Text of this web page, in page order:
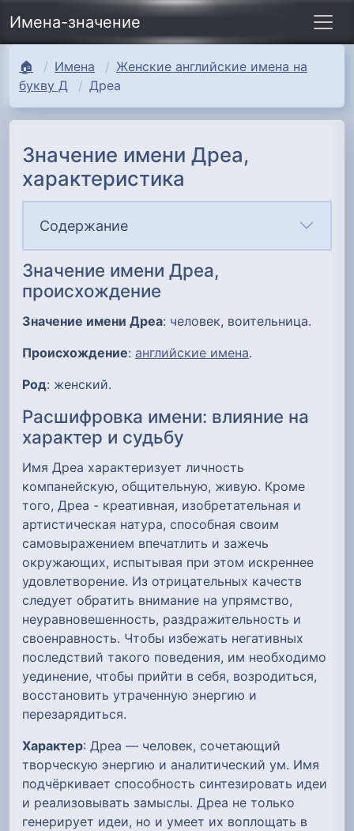
Имена-значение
🏠 Имена
Женские английские имена на
букву Д
Дреа
Значение имени Дреа,
характеристика
Содержание
Значение имени Дреа,
происхождение
Значение имени Дреа: человек, воительница.
Происхождение: английские имена.
Род: женский.
Расшифровка имени: влияние на
характер и судьбу
Имя Дреа характеризует личность
компанейскую, общительную, живую. Кроме
того, Дреа - креативная, изобретательная и
артистическая натура, способная своим
самовыражением впечатлить и зажечь
окружающих, испытывая при этом искреннее
удовлетворение. Из отрицательных качеств
следует обратить внимание на упрямство,
неуравновешенность, раздражительность и
своенравность. Чтобы избежать негативных
последствий такого поведения, им необходимо
уединение, чтобы прийти в себя, возродиться,
восстановить утраченную энергию и
перезарядиться.
Характер: Дреа — человек, сочетающий
творческую энергию и аналитический ум. Имя
подчёркивает способность синтезировать идеи
и реализовывать замыслы. Дреа не только
генерирует идеи, но и умеет их воплощать в